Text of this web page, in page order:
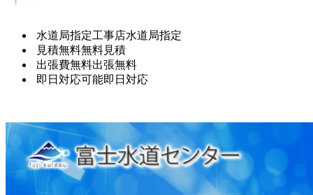
水道局指定工事店水道局指定
見積無料無料見積
出張費無料出張無料
即日対応可能即日対応